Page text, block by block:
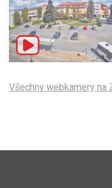
Všechny webkamery na